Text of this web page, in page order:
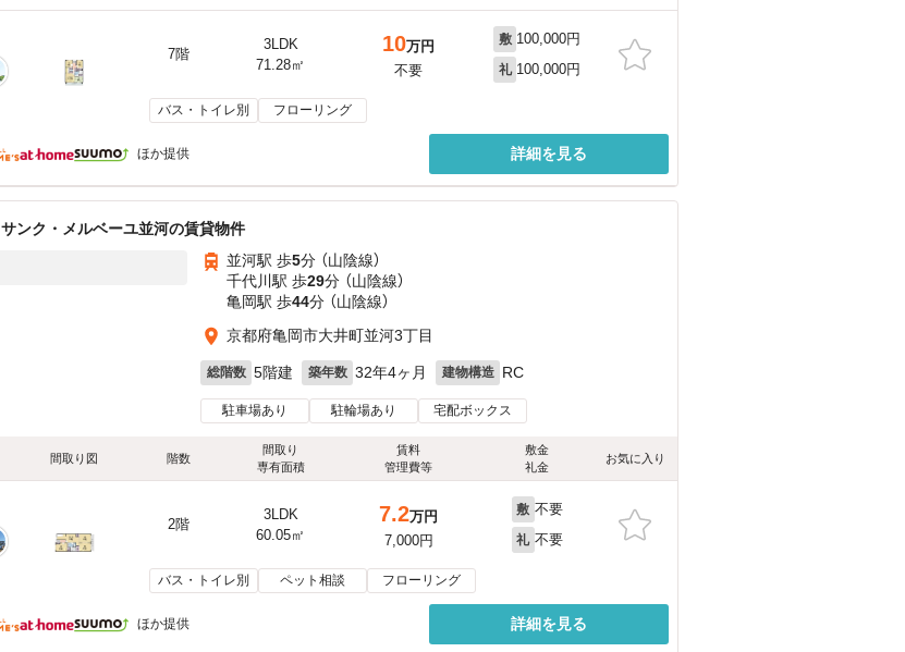
7階
3LDK
71.28㎡
10万円
不要
敷 100,000円
礼 100,000円
バス・トイレ別 フローリング
ほか提供 詳細を見る
サンク・メルベーユ並河の賃貸物件
並河駅 歩5分 （山陰線）
千代川駅 歩29分 （山陰線）
亀岡駅 歩44分 （山陰線）
京都府亀岡市大井町並河3丁目
総階数 5階建 築年数 32年4ヶ月 建物構造 RC
駐車場あり 駐輪場あり 宅配ボックス
間取り図 階数
間取り
専有面積
賃料
管理費等
敷金
礼金
お気に入り
2階
3LDK
60.05㎡
7.2万円
7,000円
敷 不要
礼 不要
バス・トイレ別 ペット相談 フローリング
ほか提供 詳細を見る